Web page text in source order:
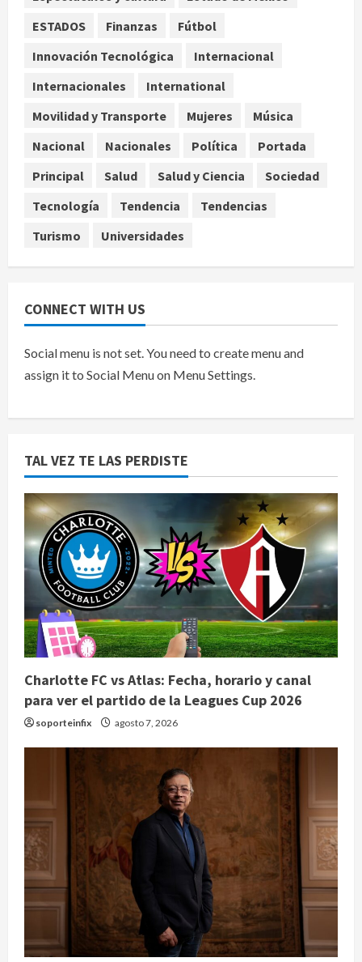
4
Investiga Cofepris posible vínculo
brote de salmonelosis en EU
agosto 7, 2026
Ángela Buitrago señala videos
agosto 7, 2026
ESTADOS
Finanzas
Fútbol
Innovación Tecnológica
Internacional
Internacionales
International
Movilidad y Transporte
Mujeres
Música
Nacional
Nacionales Política
Portada
Principal
Salud Salud y Ciencia
Sociedad
Tecnología
Tendencia
Tendencias
Turismo
Universidades
CONNECT WITH US
Social menu is not set. You need to create menu and
assign it to Social Menu on Menu Settings.
TAL VEZ TE LAS PERDISTE
Charlotte FC vs Atlas: Fecha, horario y canal
para ver el partido de la Leagues Cup 2026
soporteinfix agosto 7, 2026